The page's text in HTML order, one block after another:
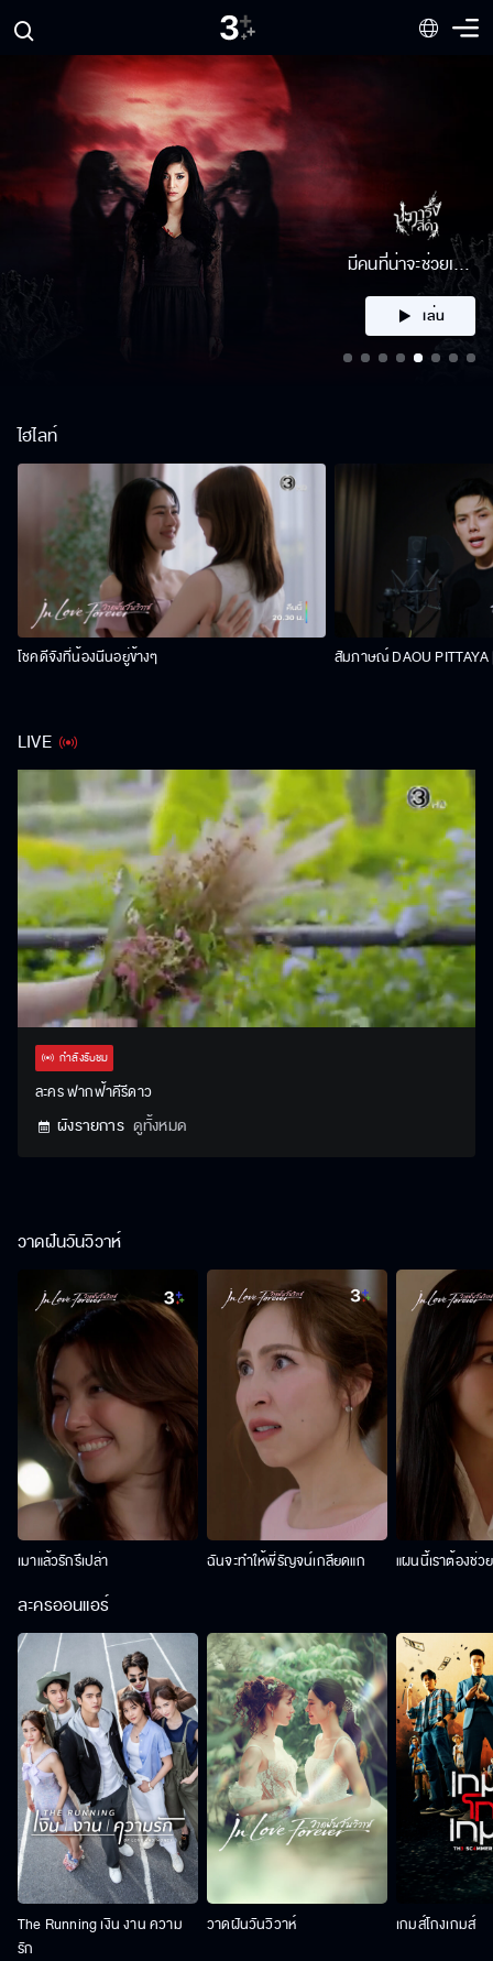
คลิก
ไฮไลท์
โชคดีจังที่น้องนีนอยู่ข้างๆ สัมภาษณ์ DAOU PITTAYA
LIVE
UnmuteStream Settings
กำลังรับชม
ละคร ฟากฟ้าคีรีดาว
ผังรายการ ดูทั้งหมด
วาดฝันวันวิวาห์
เมาแล้วรักรึเปล่า ฉันจะทำให้พี่รัญจน์เกลียดแก แผนนี้เราต้องช่ว
ละครออนแอร์
The Running เงิน งาน ความ
รัก
วาดฝันวันวิวาห์ เกมส์โกงเกมส์